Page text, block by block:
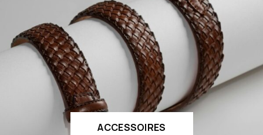
ACCESSOIRES